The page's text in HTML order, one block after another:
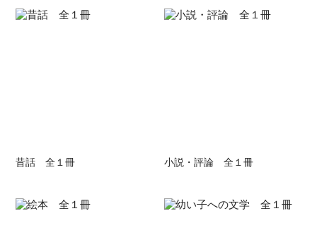
昔話 全１冊 小説・評論 全１冊